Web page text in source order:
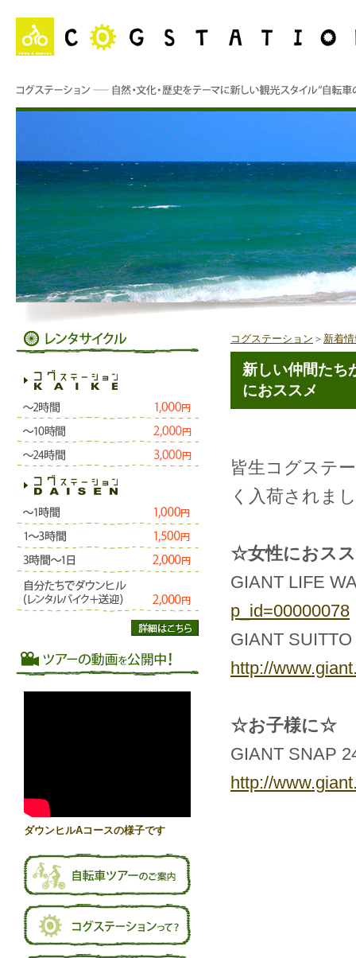
コグステーション ＞ 新着
新しい仲間たち
におススメ
皆生コグステ
く入荷されま
☆女性におス
GIANT LIFE
p_id=00000078
GIANT
http://
☆お子様に☆
GIANT SNAP
http://
ダウンヒルAコースの様子です